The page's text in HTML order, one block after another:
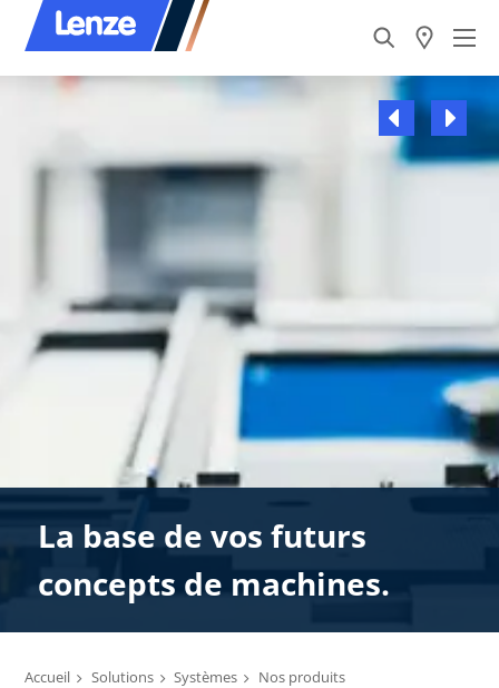
La base de vos futurs
concepts de machines.
Accueil Solutions Systèmes Nos produits